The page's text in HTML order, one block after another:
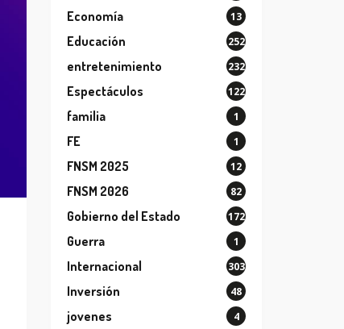
Economía 13
Educación 252
entretenimiento 232
Espectáculos 122
familia 1
FE 1
FNSM 2025 12
FNSM 2026 82
Gobierno del Estado 172
Guerra 1
Internacional 303
Inversión 48
jovenes 4